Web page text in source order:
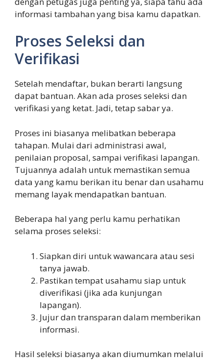
informasi tambahan yang bisa kamu dapatkan.
Proses Seleksi dan
Verifikasi
Setelah mendaftar, bukan berarti langsung
dapat bantuan. Akan ada proses seleksi dan
verifikasi yang ketat. Jadi, tetap sabar ya.
Proses ini biasanya melibatkan beberapa
tahapan. Mulai dari administrasi awal,
penilaian proposal, sampai verifikasi lapangan.
Tujuannya adalah untuk memastikan semua
data yang kamu berikan itu benar dan usahamu
memang layak mendapatkan bantuan.
Beberapa hal yang perlu kamu perhatikan
selama proses seleksi:
Siapkan diri untuk wawancara atau sesi
tanya jawab.
Pastikan tempat usahamu siap untuk
diverifikasi (jika ada kunjungan
lapangan).
Jujur dan transparan dalam memberikan
informasi.
Hasil seleksi biasanya akan diumumkan melalui